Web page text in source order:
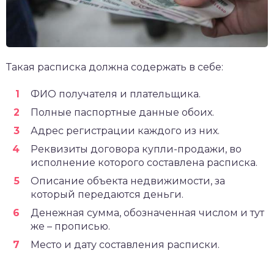
Такая расписка должна содержать в себе:
ФИО получателя и плательщика.
Полные паспортные данные обоих.
Адрес регистрации каждого из них.
Реквизиты договора купли-продажи, во
исполнение которого составлена расписка.
Описание объекта недвижимости, за
который передаются деньги.
Денежная сумма, обозначенная числом и тут
же – прописью.
Место и дату составления расписки.